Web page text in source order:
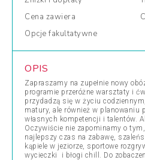
Cena zawiera
Opcje fakultatywne
OPIS
Zapraszamy na zupełnie nowy
programie przeróżne warsztaty i
przydadzą się w życiu
matury, ale również w planowaniu
własnych kompetencji i talentów.
Oczywiście nie zapominamy o
najlepszy czas na zabawę,
kąpiele w jeziorze, sportowe
wycieczki i błogi chill. Do